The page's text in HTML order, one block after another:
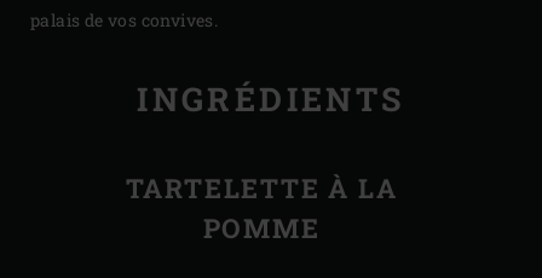
palais de vos convives.
INGRÉDIENTS
TARTELETTE À LA
POMME